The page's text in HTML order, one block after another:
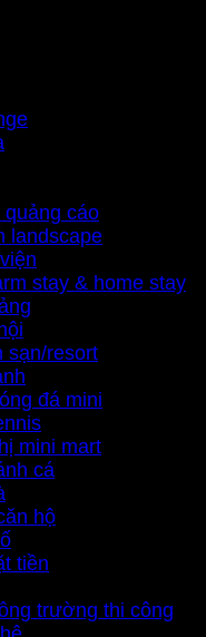
quảng cáo
landscape
stay & home stay
sạn/resort
đá mini
mini mart
cá
hộ
tiền
trường thi công